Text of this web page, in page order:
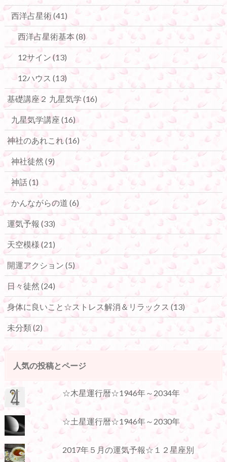
西洋占星術(41)
西洋占星術基本 (8)
12サイン(13)
12ハウス (13)
基礎講座２ 九星気学 (16)
九星気学講座 (16)
神社のあれこれ (16)
神社徒然 (9)
神話(1)
かんながらの道 (6)
運気予報 (33)
天空模様 (21)
開運アクション (5)
日々徒然 (24)
身体に良いこと☆ストレス解消＆リラックス (13)
未分類(2)
人気の投稿とページ
☆木星運行暦☆1946年～2034年
☆土星運行暦☆1946年～2030年
2017年５月の運気予報☆１２星座別